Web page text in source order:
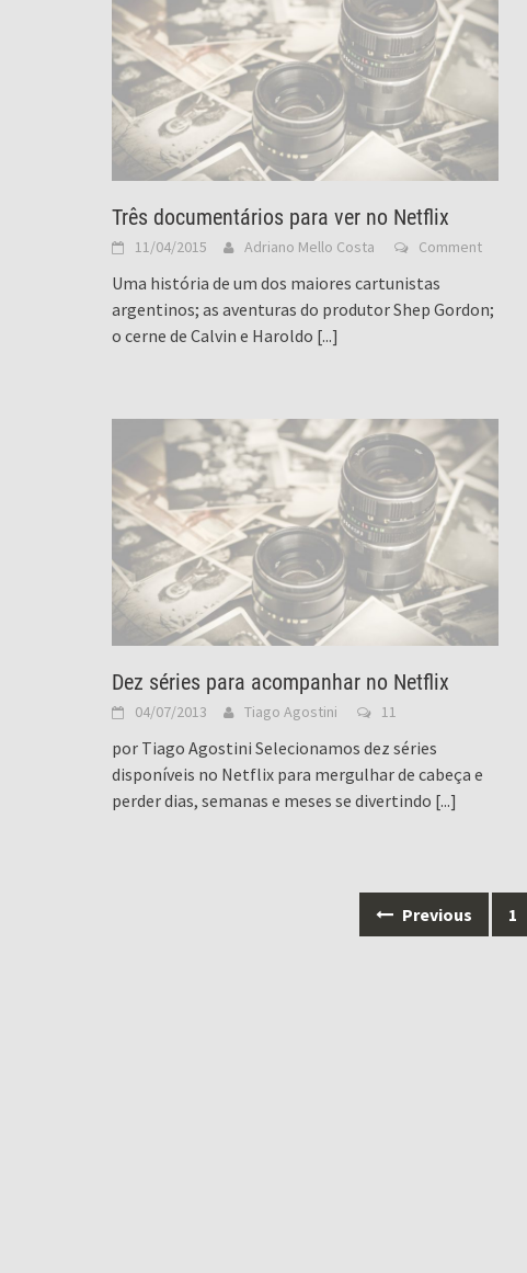
Três documentários para ver no Netflix
11/04/2015 Adriano Mello Costa Comment
Uma história de um dos maiores cartunistas
argentinos; as aventuras do produtor Shep Gordon;
o cerne de Calvin e Haroldo [...]
Dez séries para acompanhar no Netflix
04/07/2013 Tiago Agostini 11
por Tiago Agostini Selecionamos dez séries
disponíveis no Netflix para mergulhar de cabeça e
perder dias, semanas e meses se divertindo [...]
Previous 1